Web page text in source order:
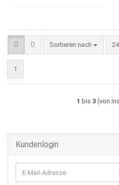
Sortieren nach
Sortieren nach
1
1 bis 3(von
Kundenlogin
E-
Mail-